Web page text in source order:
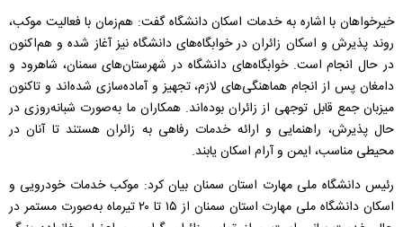
خیرخواهان با اشاره به خدمات اسکان دانشگاه گفت: هم‌زمان با فعالیت موکب،
روند پذیرش و اسکان زائران در خوابگاه‌های دانشگاه نیز آغاز شده و هم‌اکنون
در حال انجام است. خوابگاه‌های دانشگاه در شهرستان‌های سمنان، شاهرود و
دامغان پس از انجام هماهنگی‌های لازم، تجهیز و آماده‌سازی شده‌اند و تاکنون
میزبان جمع قابل توجهی از زائران بوده‌اند. همکاران ما به‌صورت شبانه‌روزی در
حال پذیرش، راهنمایی و ارائه خدمات رفاهی به زائران هستند تا آنان در
محیطی مناسب، ایمن و آرام اسکان یابند.
رئیس دانشگاه ملی مهارت استان سمنان بیان کرد: موکب خدمات خودرویی و
اسکان دانشگاه ملی مهارت استان سمنان از ۱۵ تا ۲۰ تیرماه به‌صورت مستمر در